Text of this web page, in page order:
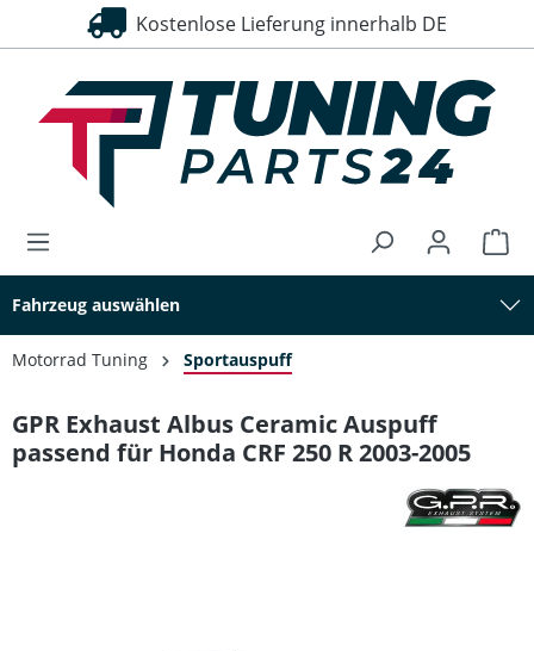
springen Kostenlose Lieferung innerhalb DE
Fahrzeug auswählen
Motorrad Tuning Sportauspuff
GPR Exhaust Albus Ceramic Auspuff
passend für Honda CRF 250 R 2003-2005